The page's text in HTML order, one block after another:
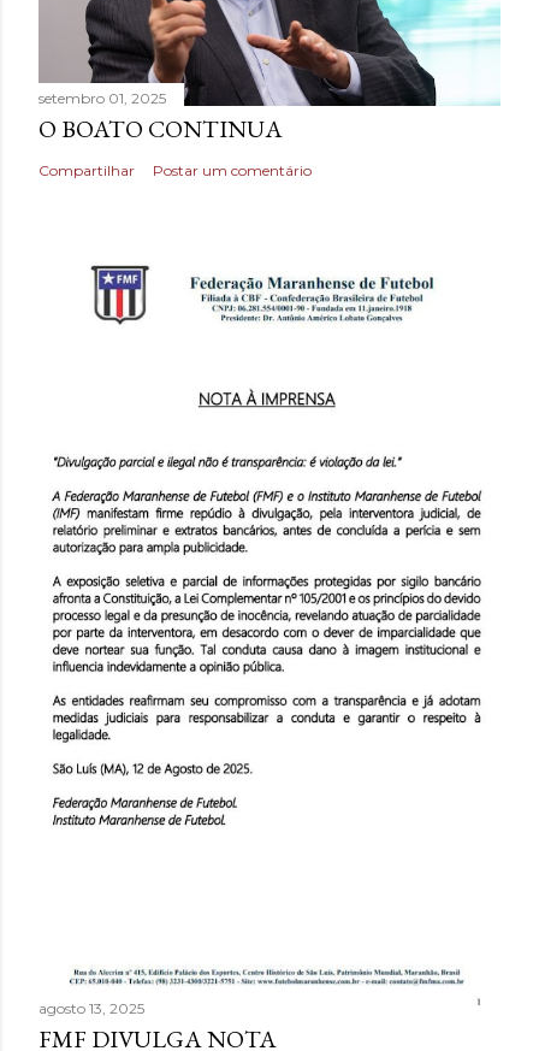
setembro 01, 2025
O BOATO CONTINUA
Compartilhar Postar um comentário
agosto 13, 2025
FMF DIVULGA NOTA